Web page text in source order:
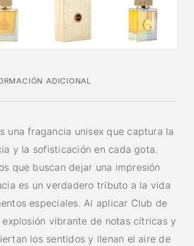
ADICIONAL
una fragancia unisex que captura la
y la sofisticación en cada gota.
que buscan dejar una impresión
es un verdadero tributo a la vida
especiales. Al aplicar Club de
vibrante de notas cítricas y
los sentidos y llenan el aire de